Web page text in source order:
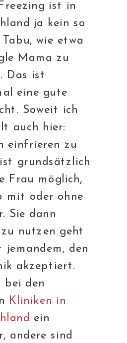
ist in
ja kein so
wie etwa
Mama zu
Das ist
eine gute
Soweit ich
auch hier:
einfrieren zu
ist grundsätzlich
Frau möglich,
mit oder ohne
Sie dann
nutzen geht
jemandem, den
akzeptiert.
bei den
Kliniken in
ein
andere sind